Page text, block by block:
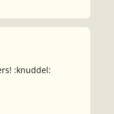
:knuddel: